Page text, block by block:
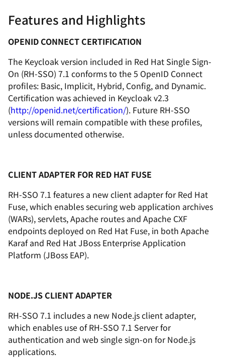
Features and Highlights
OPENID CONNECT CERTIFICATION
The Keycloak version included in Red Hat Single Sign-
On (RH-SSO) 7.1 conforms to the 5 OpenID Connect
profiles: Basic, Implicit, Hybrid, Config, and Dynamic.
Certification was achieved in Keycloak v2.3
(http://openid.net/certification/). Future RH-SSO
versions will remain compatible with these profiles,
unless documented otherwise.
CLIENT ADAPTER FOR RED HAT FUSE
RH-SSO 7.1 features a new client adapter for Red Hat
Fuse, which enables securing web application archives
(WARs), servlets, Apache routes and Apache CXF
endpoints deployed on Red Hat Fuse, in both Apache
Karaf and Red Hat JBoss Enterprise Application
Platform (JBoss EAP).
NODE.JS CLIENT ADAPTER
RH-SSO 7.1 includes a new Node.js client adapter,
which enables use of RH-SSO 7.1 Server for
authentication and web single sign-on for Node.js
applications.